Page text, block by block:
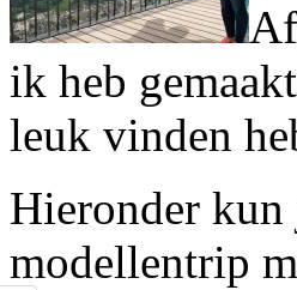
ik heb
leuk vinden
Hieronder
modellentrip